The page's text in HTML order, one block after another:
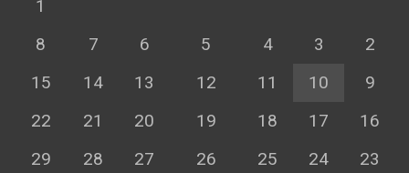
1
2
3
4
5
6
7
8
9
10
11
12
13
14
15
16
17
18
19
20
21
22
23
24
25
26
27
28
29